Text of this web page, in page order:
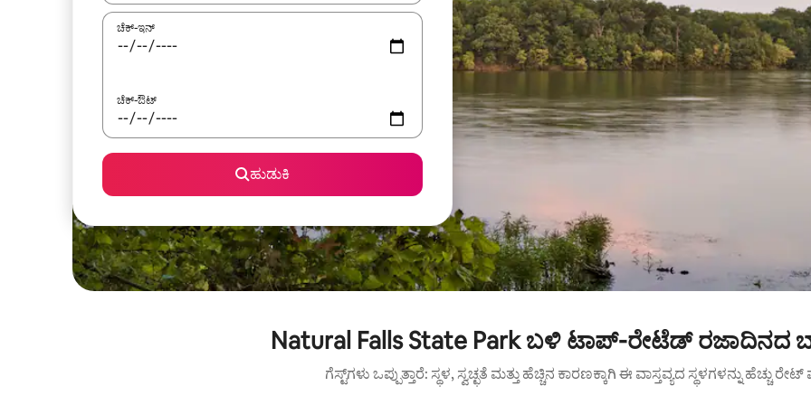
ಚೆಕ್-ಇನ್
ಚೆಕ್-ಔಟ್
ಹುಡುಕಿ
Natural Falls State Park ಬಳಿ ಟಾಪ್-ರೇಟೆಡ್ ರಜಾದಿನದ
ಗೆಸ್ಟ್‌ಗಳು ಒಪ್ಪುತ್ತಾರೆ: ಸ್ಥಳ, ಸ್ವಚ್ಛತೆ ಮತ್ತು ಹೆಚ್ಚಿನ ಕಾರಣಕ್ಕಾಗಿ ಈ ವಾಸ್ತವ್ಯದ ಸ್ಥಳಗಳನ್ನು ಹೆಚ್ಚು